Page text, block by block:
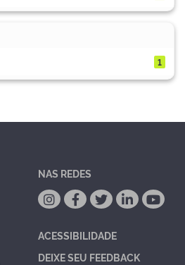
1
NAS REDES
ACESSIBILIDADE
DEIXE SEU FEEDBACK